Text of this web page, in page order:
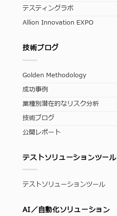
テスティングラボ
Allion Innovation EXPO
技術ブログ
Golden Methodology
成功事例
業種別潜在的なリスク分析
技術ブログ
公開レポート
テストソリューションツール
テストソリューションツール
AI／自動化ソリューション